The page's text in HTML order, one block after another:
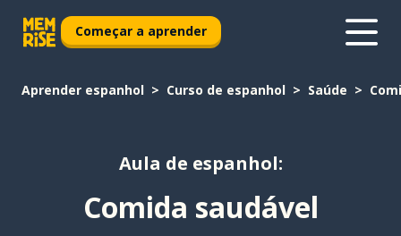
Começar a aprender
Aprender espanhol Curso de espanhol Saúde
Aula de espanhol:
Comida saudável